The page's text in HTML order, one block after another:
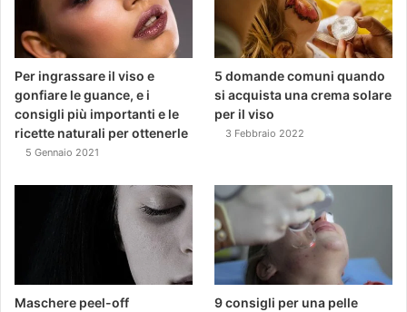
Per ingrassare il viso e
gonfiare le guance, e i
consigli più importanti e le
ricette naturali per ottenerle
5 Gennaio 2021
5 domande comuni quando
si acquista una crema solare
per il viso
3 Febbraio 2022
Maschere peel-off
9 consigli per una pelle